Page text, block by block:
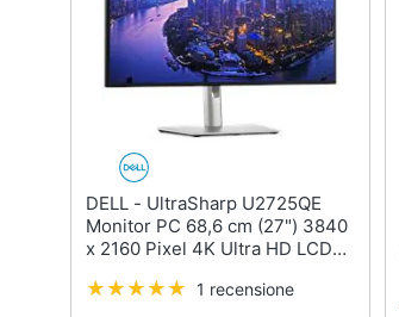
DELL - UltraSharp U2725QE
Monitor PC 68,6 cm (27") 3840
x 2160 Pixel 4K Ultra HD LCD
1 recensione